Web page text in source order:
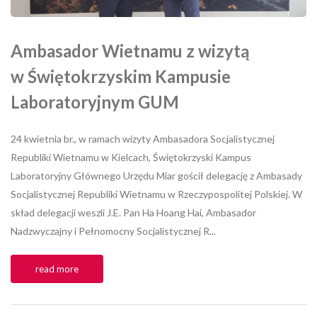
Ambasador Wietnamu z wizytą
w Świętokrzyskim Kampusie
Laboratoryjnym GUM
24 kwietnia br., w ramach wizyty Ambasadora Socjalistycznej
Republiki Wietnamu w Kielcach, Świętokrzyski Kampus
Laboratoryjny Głównego Urzędu Miar gościł delegację z Ambasady
Socjalistycznej Republiki Wietnamu w Rzeczypospolitej Polskiej. W
skład delegacji weszli J.E. Pan Ha Hoang Hai, Ambasador
Nadzwyczajny i Pełnomocny Socjalistycznej R...
read more